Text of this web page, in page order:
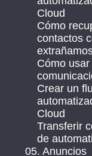
Cloud
Cómo
contactos
Cómo
Crear un
Cloud
Transferir
de
05. Anuncios